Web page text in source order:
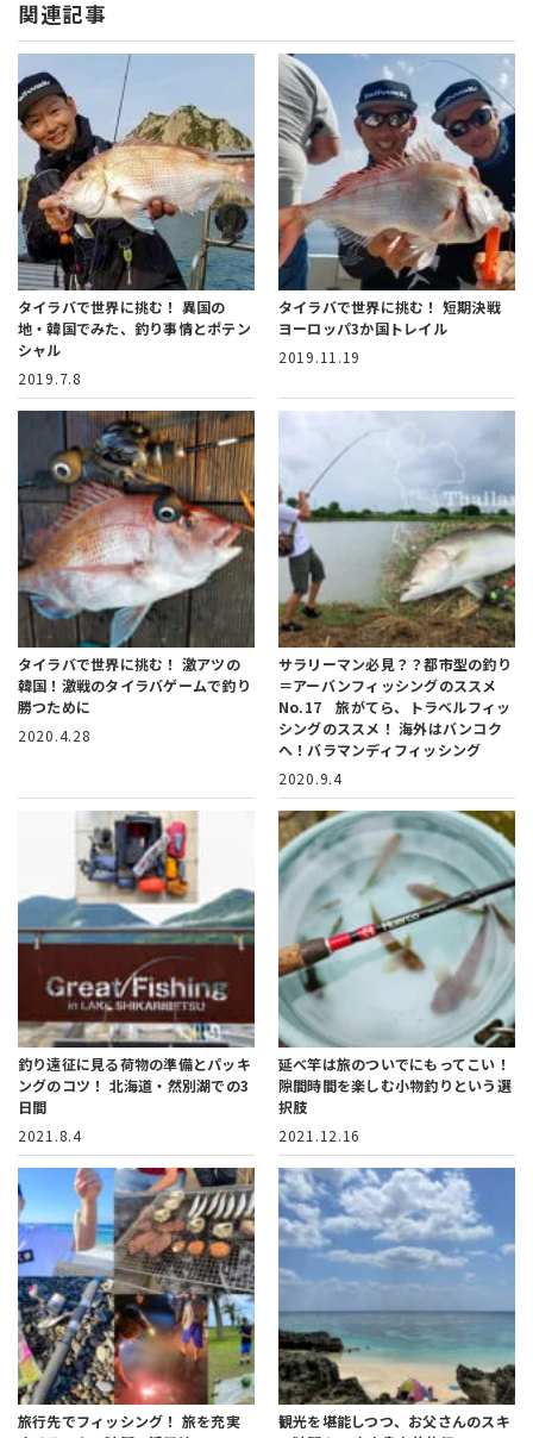
関連記事
タイラバで世界に挑む！ 異国の
地・韓国でみた、 釣り事情とポテン
シャル
2019.7.8
タイラバで世界に挑む！ 短期決戦
ヨーロッパ3か国トレイル
2019.11.19
タイラバで世界に挑む！ 激アツの
韓国！激戦のタイラバゲームで釣り
勝つために
2020.4.28
サラリーマン必見？？都市型の釣り
＝アーバンフィッシングのススメ
No.17 旅がてら、トラベルフィッ
シングのススメ！海外はバンコク
へ！バラマンディフィッシング
2020.9.4
釣り遠征に見る荷物の準備とパッキ
ングのコツ！ 北海道・然別湖での3
日間
2021.8.4
延べ竿は旅のついでにもってこい！
隙間時間を楽しむ小物釣りという選
択肢
2021.12.16
旅行先でフィッシング！ 旅を充実
観光を堪能しつつ、お父さんのスキ